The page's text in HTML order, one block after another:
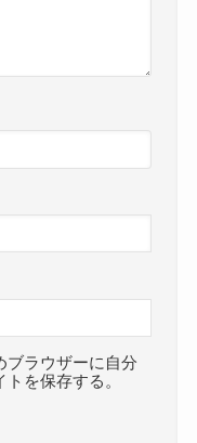
ブラウザーに自分
を保存する。